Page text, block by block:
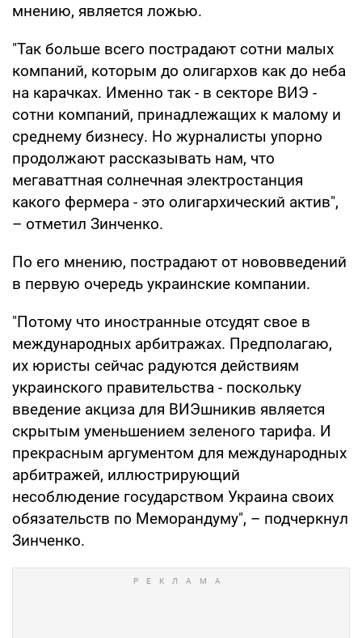
мнению, является ложью.
"Так больше всего пострадают сотни малых
компаний, которым до олигархов как до неба
на карачках. Именно так - в секторе ВИЭ -
сотни компаний, принадлежащих к малому и
среднему бизнесу. Но журналисты упорно
продолжают рассказывать нам, что
мегаваттная солнечная электростанция
какого фермера - это олигархический актив",
– отметил Зинченко.
По его мнению, пострадают от нововведений
в первую очередь украинские компании.
"Потому что иностранные отсудят свое в
международных арбитражах. Предполагаю,
их юристы сейчас радуются действиям
украинского правительства - поскольку
введение акциза для ВИЭшникив является
скрытым уменьшением зеленого тарифа. И
прекрасным аргументом для международных
арбитражей, иллюстрирующий
несоблюдение государством Украина своих
обязательств по Меморандуму", – подчеркнул
Зинченко.